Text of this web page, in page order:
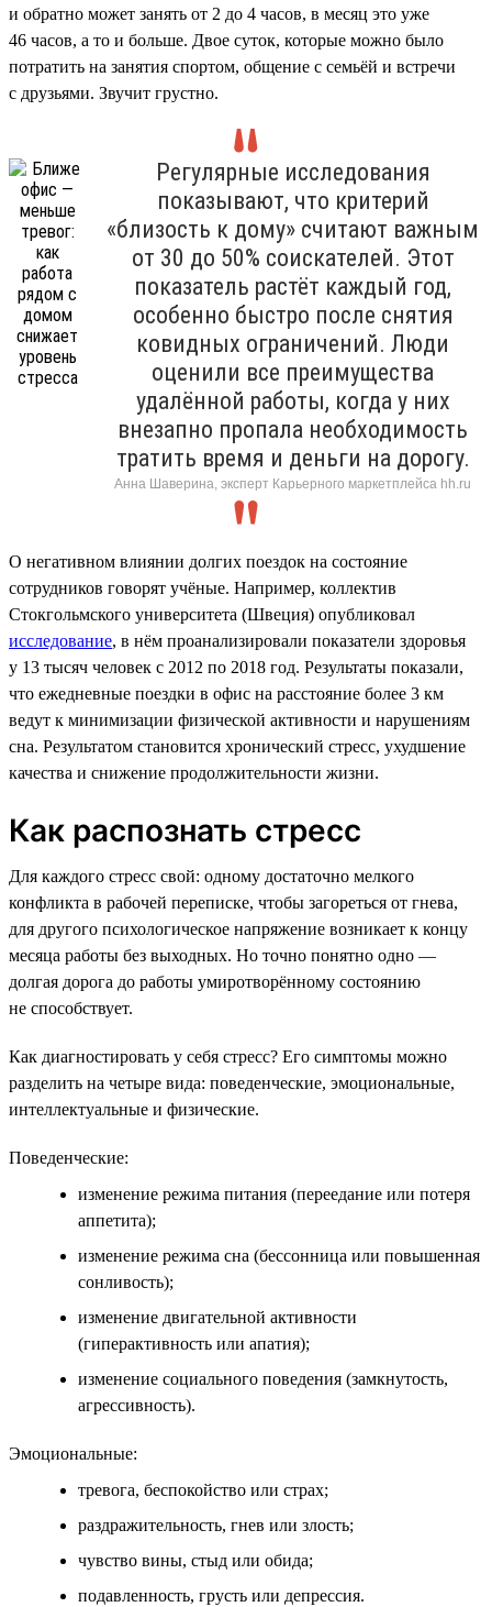
и обратно может занять от 2 до 4 часов, в месяц это уже
46 часов, а то и больше. Двое суток, которые можно было
потратить на занятия спортом, общение с семьёй и встречи
с друзьями. Звучит грустно.
Регулярные исследования
показывают, что критерий
«близость к дому» считают важным
от 30 до 50% соискателей. Этот
показатель растёт каждый год,
особенно быстро после снятия
ковидных ограничений. Люди
оценили все преимущества
удалённой работы, когда у них
внезапно пропала необходимость
тратить время и деньги на дорогу.
Анна Шаверина, эксперт Карьерного маркетплейса hh.ru
О негативном влиянии долгих поездок на состояние
сотрудников говорят учёные. Например, коллектив
Стокгольмского университета (Швеция) опубликовал
исследование, в нём проанализировали показатели здоровья
у 13 тысяч человек с 2012 по 2018 год. Результаты показали,
что ежедневные поездки в офис на расстояние более 3 км
ведут к минимизации физической активности и нарушениям
сна. Результатом становится хронический стресс, ухудшение
качества и снижение продолжительности жизни.
Как распознать стресс
Для каждого стресс свой: одному достаточно мелкого
конфликта в рабочей переписке, чтобы загореться от гнева,
для другого психологическое напряжение возникает к концу
месяца работы без выходных. Но точно понятно одно —
долгая дорога до работы умиротворённому состоянию
не способствует.
Как диагностировать у себя стресс? Его симптомы можно
разделить на четыре вида: поведенческие, эмоциональные,
интеллектуальные и физические.
Поведенческие:
изменение режима питания (переедание или потеря
аппетита);
изменение режима сна (бессонница или повышенная
сонливость);
изменение двигательной активности
(гиперактивность или апатия);
изменение социального поведения (замкнутость,
агрессивность).
Эмоциональные:
тревога, беспокойство или страх;
раздражительность, гнев или злость;
чувство вины, стыд или обида;
подавленность, грусть или депрессия.